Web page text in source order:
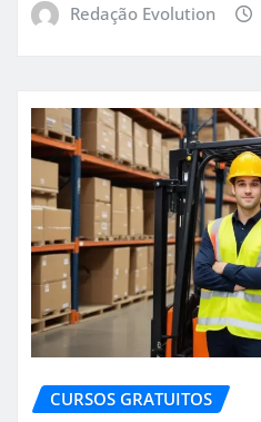
Redação Evolution
CURSOS GRATUITOS